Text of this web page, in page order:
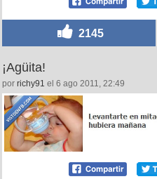
2145
¡Agüita!
por richy91 el 6 ago 2011, 22:49